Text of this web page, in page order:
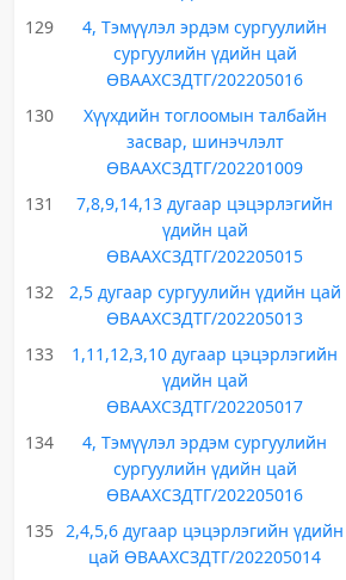
129
4, Тэмүүлэл эрдэм сургуулийн
сургуулийн үдийн цай
ӨВААХСЗДТГ/202205016
130
Хүүхдийн тоглоомын талбайн
засвар, шинэчлэлт
ӨВААХСЗДТГ/202201009
131
7,8,9,14,13 дугаар цэцэрлэгийн
үдийн цай
ӨВААХСЗДТГ/202205015
132
2,5 дугаар сургуулийн үдийн цай
ӨВААХСЗДТГ/202205013
133
1,11,12,3,10 дугаар цэцэрлэгийн
үдийн цай
ӨВААХСЗДТГ/202205017
134
4, Тэмүүлэл эрдэм сургуулийн
сургуулийн үдийн цай
ӨВААХСЗДТГ/202205016
135 2,4,5,6 дугаар цэцэрлэгийн үдийн
цай ӨВААХСЗДТГ/202205014